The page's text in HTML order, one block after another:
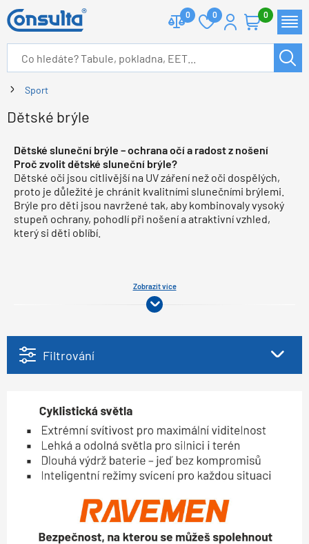
0 0 0
Sport
Dětské brýle
Dětské sluneční brýle – ochrana očí a radost z nošení
Proč zvolit dětské sluneční brýle?
Dětské oči jsou citlivější na UV záření než oči dospělých,
proto je důležité je chránit kvalitními slunečními brýlemi.
Brýle pro děti jsou navržené tak, aby kombinovaly vysoký
stupeň ochrany, pohodlí při nošení a atraktivní vzhled,
který si děti oblíbí.
Zobrazit více
Filtrování